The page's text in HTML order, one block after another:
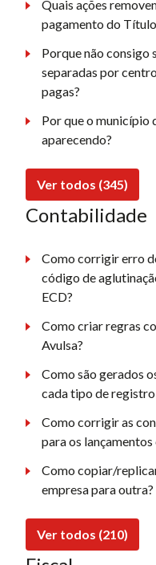
Quais ações
pagamento do
Porque não consigo
separadas por
pagas?
Por que o município
aparecendo?
Ver todos (345)
Contabilidade
Como corrigir erro
código de
ECD?
Como criar regras
Avulsa?
Como são gerados
cada tipo de
Como corrigir as
para os
Como copiar/
empresa para outra?
Ver todos (210)